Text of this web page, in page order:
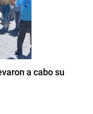
a cabo su